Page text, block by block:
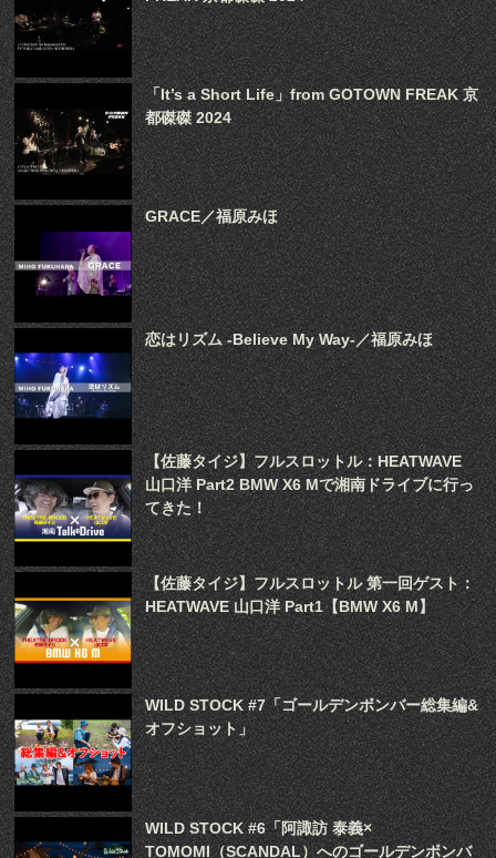
「It’s a Short Life」from GOTOWN FREAK 京
都磔磔 2024
GRACE／福原みほ
恋はリズム -Believe My Way-／福原みほ
【佐藤タイジ】フルスロットル：HEATWAVE
山口洋 Part2 BMW X6 Mで湘南ドライブに行っ
てきた！
【佐藤タイジ】フルスロットル 第一回ゲスト：
HEATWAVE 山口洋 Part1【BMW X6 M】
WILD STOCK #7「ゴールデンボンバー総集編&
オフショット」
WILD STOCK #6「阿諏訪 泰義×
TOMOMI（SCANDAL）へのゴールデンボンバ